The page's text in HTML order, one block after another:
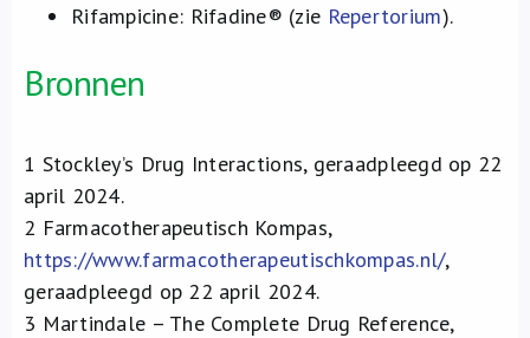
Rifampicine: Rifadine® (zie Repertorium).
Bronnen
1 Stockley’s Drug Interactions, geraadpleegd op 22
april 2024.
2 Farmacotherapeutisch Kompas,
https://www.farmacotherapeutischkompas.nl/,
geraadpleegd op 22 april 2024.
3 Martindale – The Complete Drug Reference,